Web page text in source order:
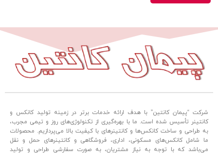
شرکت “پیمان کانتین” با هدف ارائه خدمات برتر در زمینه تولید کانکس و
کانتینر تأسیس شده است. ما با بهره‌گیری از تکنولوژی‌های روز و تیمی مجرب،
به طراحی و ساخت کانکس‌ها و کانتینرهای با کیفیت بالا می‌پردازیم. محصولات
ما شامل کانکس‌های مسکونی، اداری، فروشگاهی و کانتینرهای حمل و نقل
می‌باشد که با توجه به نیاز مشتریان، به صورت سفارشی طراحی و تولید